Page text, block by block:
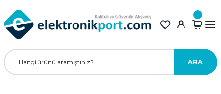
ARA